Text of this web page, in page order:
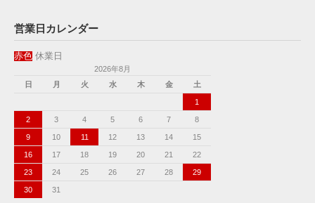
営業日カレンダー
赤色 休業日
2026年8月
日
月 火 水 木 金 土
1
2 3 4 5 6 7 8
9 10 11 12 13 14 15
16 17 18 19 20 21 22
23 24 25 26 27 28 29
30 31